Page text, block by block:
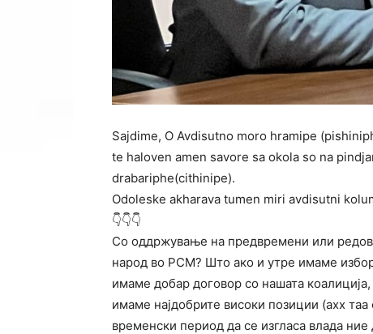
Sajdime, O Avdisutno moro hramipe
te haloven amen savore sa okola so na
drabariphe(cithinipe).
Odoleske akharava tumen miri avdisutni
👇👇👇
Со оддржување на предвремени или
народ во РСМ? Што ако и утре имаме
имаме добар договор со нашата
имaме најдобрите високи позиции (ахх
временски период да се изгласа влада